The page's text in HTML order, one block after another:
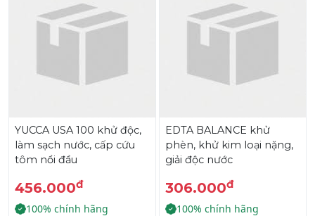
YUCCA USA 100 khử độc,
làm sạch nước, cấp cứu
tôm nổi đầu
456.000đ
100% chính hãng
EDTA BALANCE khử
phèn, khử kim loại nặng,
giải độc nước
306.000đ
100% chính hãng